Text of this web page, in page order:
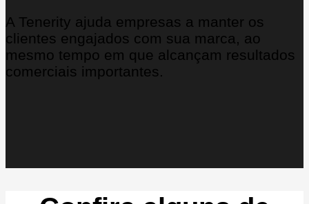
A Tenerity ajuda empresas a manter os
clientes engajados com sua marca, ao
mesmo tempo em que alcançam resultados
comerciais importantes.